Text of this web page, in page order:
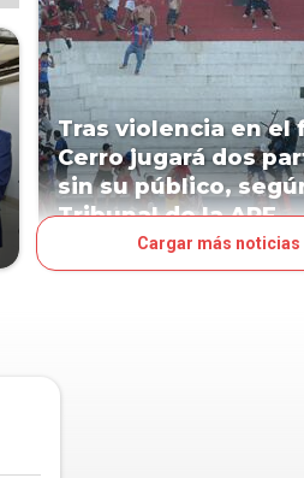
Tras violencia en el
Cerro jugará dos
sin su público,
Tribunal de la APF
Cargar más noticias